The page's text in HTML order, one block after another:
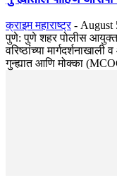
क्राइम महाराष्ट्र - August
पुणे: पुणे शहर पोलीस
वरिष्ठांच्या
गुन्ह्यात आणि मोक्का